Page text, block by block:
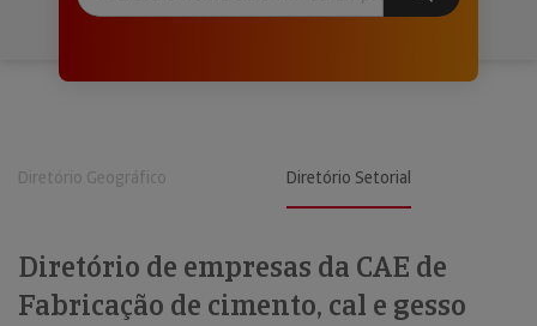
Diretório Geográfico Diretório Setorial
Diretório de empresas da CAE de
Fabricação de cimento, cal e gesso